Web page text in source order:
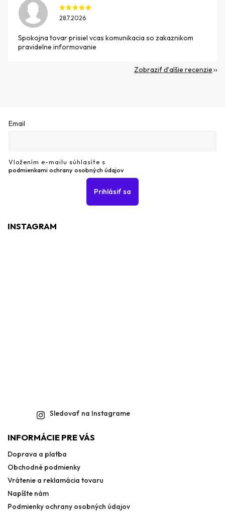
28.7.2026
Spokojna tovar prisiel vcas komunikacia so zakaznikom
pravidelne informovanie
Zobraziť ďalšie recenzie
Email
Vložením e-mailu súhlasíte s
podmienkami ochrany osobných údajov
Prihlásiť sa
INSTAGRAM
Sledovať na Instagrame
INFORMÁCIE PRE VÁS
Doprava a platba
Obchodné podmienky
Vrátenie a reklamácia tovaru
Napíšte nám
Podmienky ochrany osobných údajov